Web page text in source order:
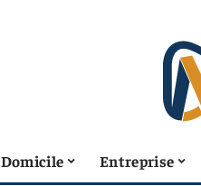
Domicile Entreprise